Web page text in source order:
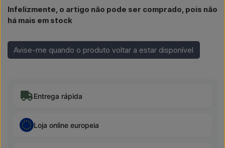
Infelizmente, o artigo não pode ser comprado, pois não
há mais em stock
Avise-me quando o produto voltar a estar disponível
Entrega rápida
Loja online europeia